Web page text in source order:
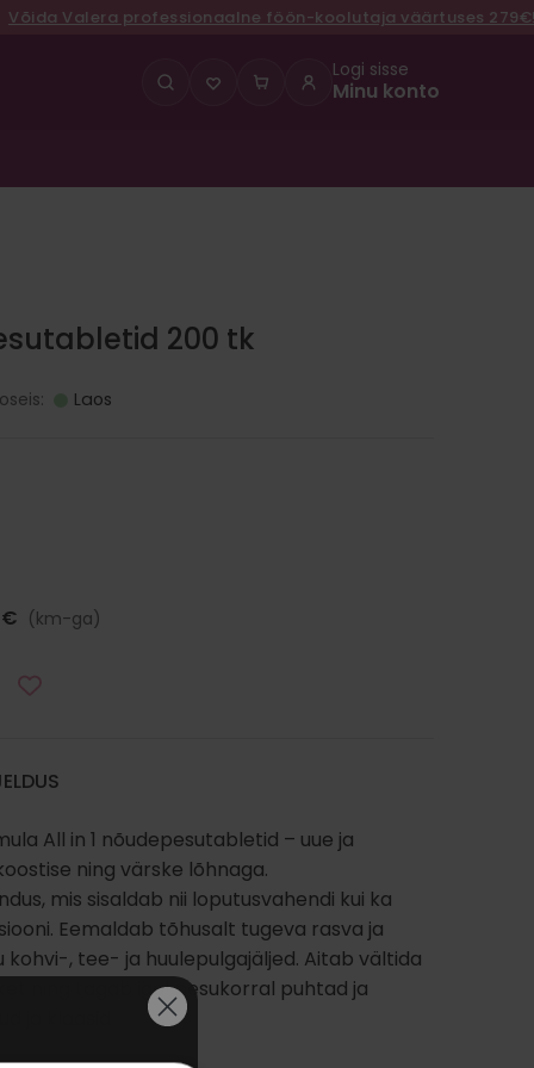
Valera professionaalne föön-koolutaja väärtuses 279€!
Logi sisse
Minu konto
200 tk
Laos
€ (km-ga)
All in 1 nõudepesutabletid – uue ja
ning värske lõhnaga.
mis sisaldab nii loputusvahendi kui ka
Eemaldab tõhusalt tugeva rasva ja
kohvi-, tee- ja huulepulgajäljed. Aitab vältida
ning tagab igal pesukorral puhtad ja